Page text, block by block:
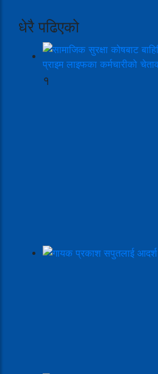
धेरै पढिएको
१